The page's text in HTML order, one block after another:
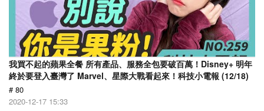
我買不起的蘋果全餐 所有產品、服務全包要破百萬！Disney+ 明年
終於要登入臺灣了 Marvel、星際大戰看起來！科技小電報 (12/18)
# 80
2020-12-17 15:33